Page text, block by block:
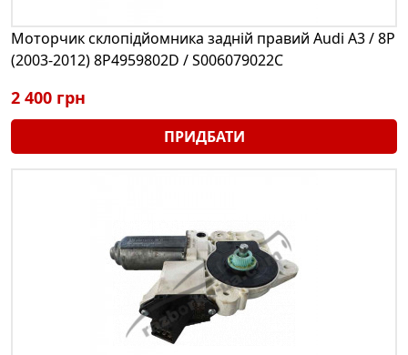
Моторчик склопідйомника задній правий Audi A3 / 8P
(2003-2012) 8P4959802D / S006079022C
2 400 грн
ПРИДБАТИ